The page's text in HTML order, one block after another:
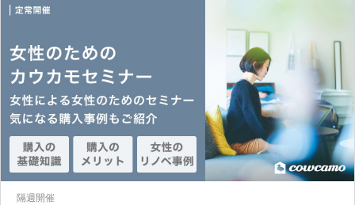
隔週開催